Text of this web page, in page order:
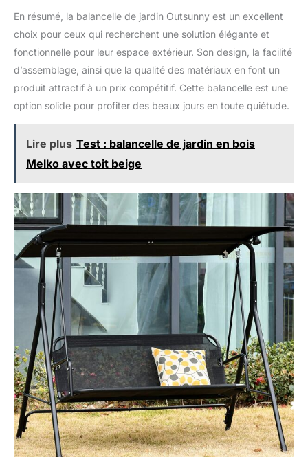
En résumé, la balancelle de jardin Outsunny est un excellent
choix pour ceux qui recherchent une solution élégante et
fonctionnelle pour leur espace extérieur. Son design, la facilité
d’assemblage, ainsi que la qualité des matériaux en font un
produit attractif à un prix compétitif. Cette balancelle est une
option solide pour profiter des beaux jours en toute quiétude.
Lire plus Test : balancelle de jardin en bois
Melko avec toit beige